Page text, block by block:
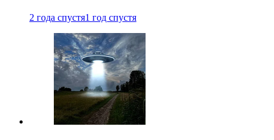
2 года спустя1 год спустя